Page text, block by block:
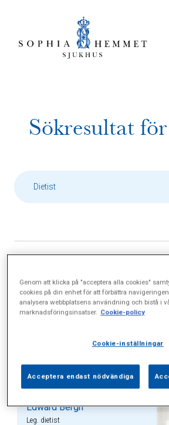
Sökresultat för
Sidor (0) Press (2)
Edward Bergh
Leg. dietist
Genom att klicka på "acceptera alla cookies"
cookies på din enhet för att förbättra
analysera webbplatsens användning och bistå i
marknadsföringsinsatser. Cookie-policy
Cookie-inställningar
Acceptera endast nödvändiga